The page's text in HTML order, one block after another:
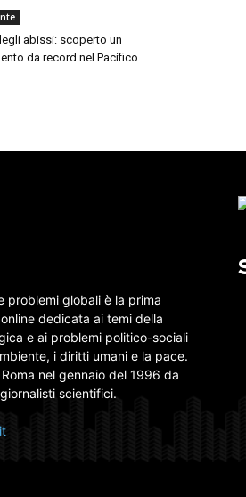
abissi: scoperto un
da record nel Pacifico
problemi globali è la prima
dedicata ai temi della
e ai problemi politico-sociali
i diritti umani e la pace.
nel gennaio del 1996 da
scientifici.